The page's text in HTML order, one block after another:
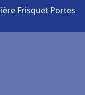
Frisquet Portes